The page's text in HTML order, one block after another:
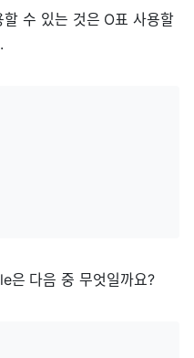
수 있는 것은 O표 사용할
다음 중 무엇일까요?